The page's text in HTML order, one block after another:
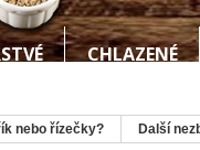
CHLAZENÉ
nebo řízečky? Další